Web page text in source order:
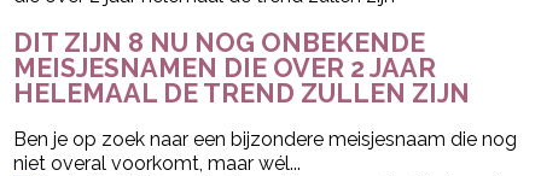
DIT ZIJN 8 NU NOG ONBEKENDE
MEISJESNAMEN DIE OVER 2 JAAR
HELEMAAL DE TREND ZULLEN ZIJN
Ben je op zoek naar een bijzondere meisjesnaam die nog
niet overal voorkomt, maar wél...